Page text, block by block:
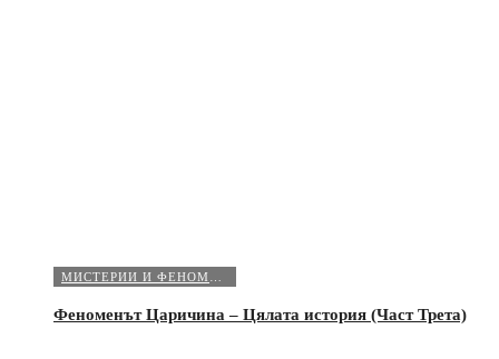
Феноменът Царичина – Цялата история (Част Трета)